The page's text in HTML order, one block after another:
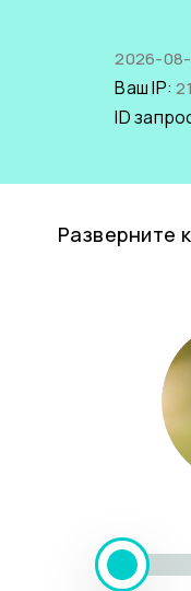
2026-08-
Ваш IP:
ID
Разверните